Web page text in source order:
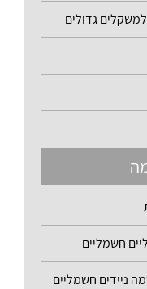
גדולים
חשמליים
ניידים חשמליים